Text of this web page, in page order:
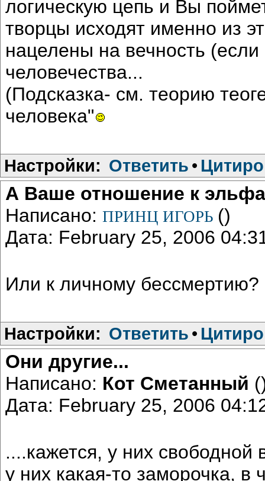
логическую цепь и Вы
творцы исходят именно из
нацелены на вечность (если
человечества...
(Подсказка- см. теорию
человека"
Настройки: Ответить •
А Ваше отношение к
Написано: ПРИНЦ ИГОРЬ ()
Дата: February 25, 2006
Или к личному бессмертию?
Настройки: Ответить •
Они другие...
Написано: Кот Сметанный
Дата: February 25, 2006
....кажется, у них
у них какая-то заморочка,